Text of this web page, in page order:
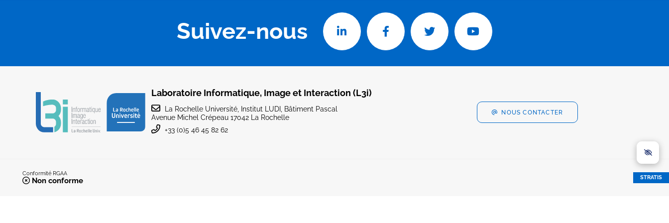
Suivez-nous
Laboratoire Informatique, Image et Interaction (L3i)
La Rochelle Université, Institut LUDI, Bâtiment Pascal
Avenue Michel Crépeau 17042 La Rochelle
+33 (0)5 46 45 82 62
NOUS CONTACTER
Conformité RGAA
Non conforme STRATIS